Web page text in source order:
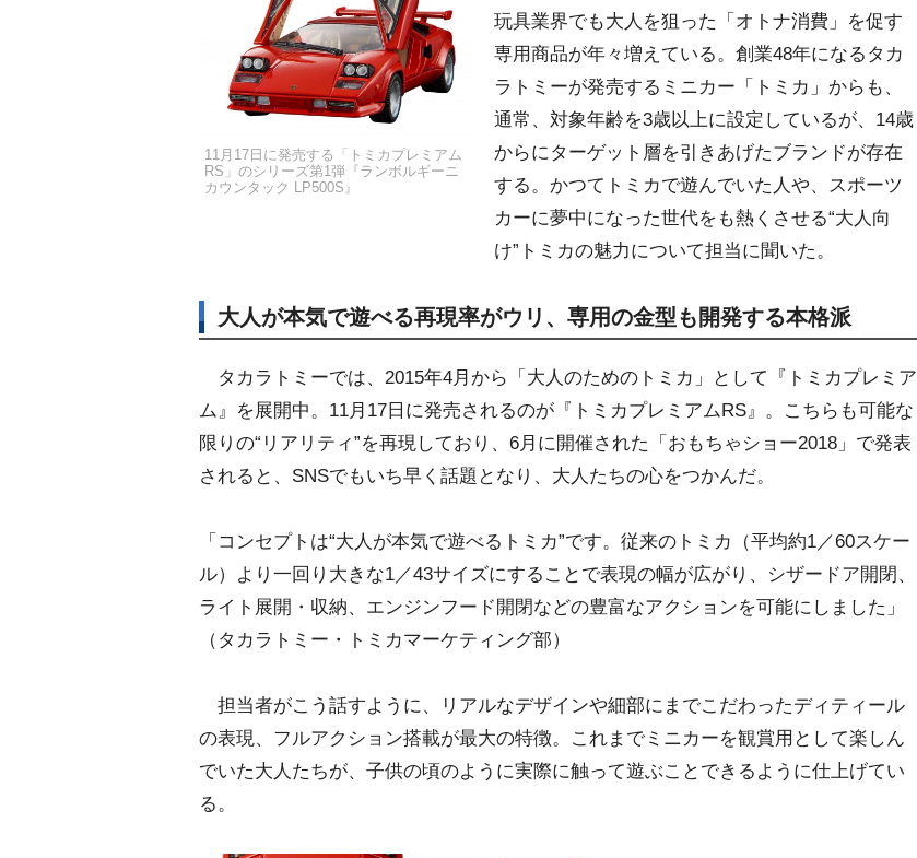
11月17日に発売する「トミカプレミアム
RS」のシリーズ第1弾『ランボルギーニ
カウンタック LP500S』
玩具業界でも大人を狙った「オトナ消費」を促す
専用商品が年々増えている。創業48年になるタカ
ラトミーが発売するミニカー「トミカ」からも、
通常、対象年齢を3歳以上に設定しているが、14歳
からにターゲット層を引きあげたブランドが存在
する。かつてトミカで遊んでいた人や、スポーツ
カーに夢中になった世代をも熱くさせる“大人向
け”トミカの魅力について担当に聞いた。
大人が本気で遊べる再現率がウリ、専用の金型も開発する本格派
タカラトミーでは、2015年4月から「大人のためのトミカ」として『トミカプレミア
ム』を展開中。11月17日に発売されるのが『トミカプレミアムRS』。こちらも可能な
限りの“リアリティ”を再現しており、6月に開催された「おもちゃショー2018」で発表
されると、SNSでもいち早く話題となり、大人たちの心をつかんだ。
「コンセプトは“大人が本気で遊べるトミカ”です。従来のトミカ（平均約1／60スケー
ル）より一回り大きな1／43サイズにすることで表現の幅が広がり、シザードア開閉、
ライト展開・収納、エンジンフード開閉などの豊富なアクションを可能にしました」
（タカラトミー・トミカマーケティング部）
担当者がこう話すように、リアルなデザインや細部にまでこだわったディティール
の表現、フルアクション搭載が最大の特徴。これまでミニカーを観賞用として楽しん
でいた大人たちが、子供の頃のように実際に触って遊ぶことできるように仕上げてい
る。